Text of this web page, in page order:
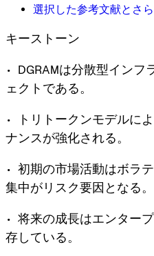
選択した参考文献とさ
キーストーン
• DGRAMは分散型イン
ェクトである。
• トリトークンモデルに
ナンスが強化される。
• 初期の市場活動はボラ
集中がリスク要因となる。
• 将来の成長はエンター
存している。